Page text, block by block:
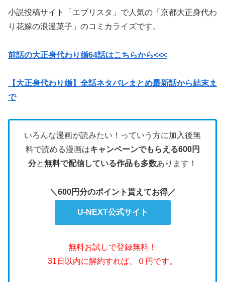
小説投稿サイト「エブリスタ」で人気の「京都大正身代わ
り花嫁の浪漫菓子」のコミカライズです。
前話の大正身代わり婚64話はこちらから<<<
【大正身代わり婚】全話ネタバレまとめ最新話から結末ま
で
いろんな漫画が読みたい！っていう方に加入後無
料で読める漫画はキャンペーンでもらえる600円
分と無料で配信している作品も多数あります！
＼600円分のポイント貰えてお得／
U-NEXT公式サイト
無料お試しで登録無料！
31日以内に解約すれば、０円です。